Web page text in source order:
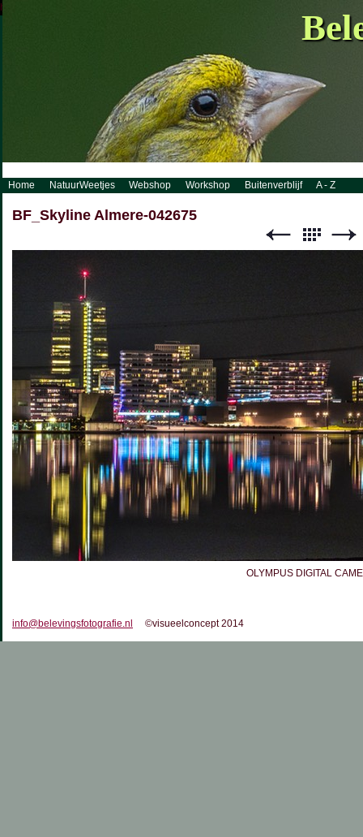
http://www.visueelconcept.nl/sitemap.xml.gz
Home NatuurWeetjes Webshop Workshop Buitenverblijf A - Z
BF_Skyline Almere-042675
OLYMPUS DIGITAL
info@belevingsfotografie.nl ©visueelconcept 2014